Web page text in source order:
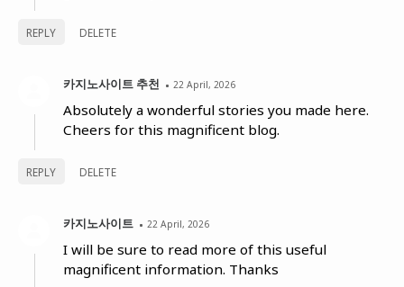
REPLY DELETE
카지노사이트 추천 22 April, 2026
Absolutely a wonderful stories you made here.
Cheers for this magnificent blog.
REPLY DELETE
카지노사이트 22 April, 2026
I will be sure to read more of this useful
magnificent information. Thanks